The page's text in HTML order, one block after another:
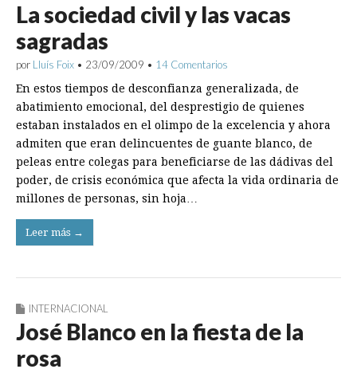
La sociedad civil y las vacas
sagradas
por Lluís Foix • 23/09/2009 • 14 Comentarios
En estos tiempos de desconfianza generalizada, de
abatimiento emocional, del desprestigio de quienes
estaban instalados en el olimpo de la excelencia y ahora
admiten que eran delincuentes de guante blanco, de
peleas entre colegas para beneficiarse de las dádivas del
poder, de crisis económica que afecta la vida ordinaria de
millones de personas, sin hoja…
Leer más →
INTERNACIONAL
José Blanco en la fiesta de la
rosa